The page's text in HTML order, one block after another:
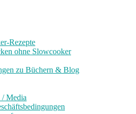
Rezepte
ohne Slowcooker
zu Büchern & Blog
/ Media